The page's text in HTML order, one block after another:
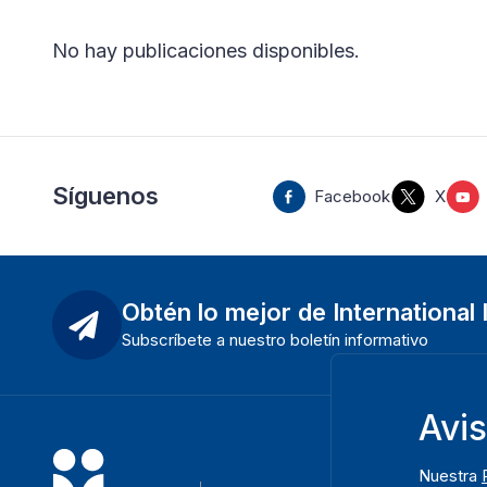
No hay publicaciones disponibles.
Síguenos Facebook X
Obtén lo mejor de International
Subscríbete a nuestro boletín informativo
Nuestra